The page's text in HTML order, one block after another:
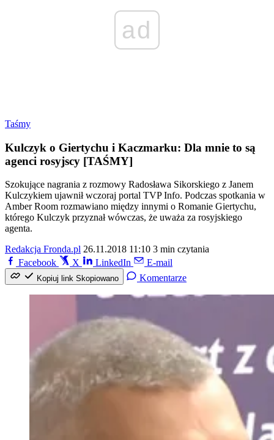
ad
Taśmy
Kulczyk o Giertychu i Kaczmarku: Dla mnie to są
agenci rosyjscy [TAŚMY]
Szokujące nagrania z rozmowy Radosława Sikorskiego z Janem
Kulczykiem ujawnił wczoraj portal TVP Info. Podczas spotkania w
Amber Room rozmawiano między innymi o Romanie Giertychu,
którego Kulczyk przyznał wówczas, że uważa za rosyjskiego
agenta.
Redakcja Fronda.pl 26.11.2018 11:10 3 min czytania
Facebook
X LinkedIn E-mail
Kopiuj link Skopiowano Komentarze